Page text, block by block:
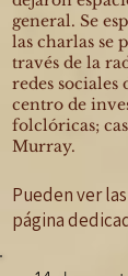
general. Se
las charlas se
través de la
redes sociales
centro de
folclóricas;
Murray.
Pueden ver
página